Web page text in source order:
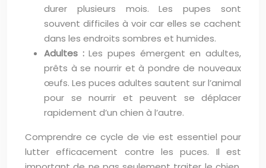
durer plusieurs mois. Les pupes sont
souvent difficiles à voir car elles se cachent
dans les endroits sombres et humides.
Adultes :Les pupes émergent en adultes,
prêts à se nourrir et à pondre de nouveaux
œufs. Les puces adultes sautent sur l’animal
pour se nourrir et peuvent se déplacer
rapidement d’un chien à l’autre.
Comprendre ce cycle de vie est essentiel pour
lutter efficacement contre les puces. Il est